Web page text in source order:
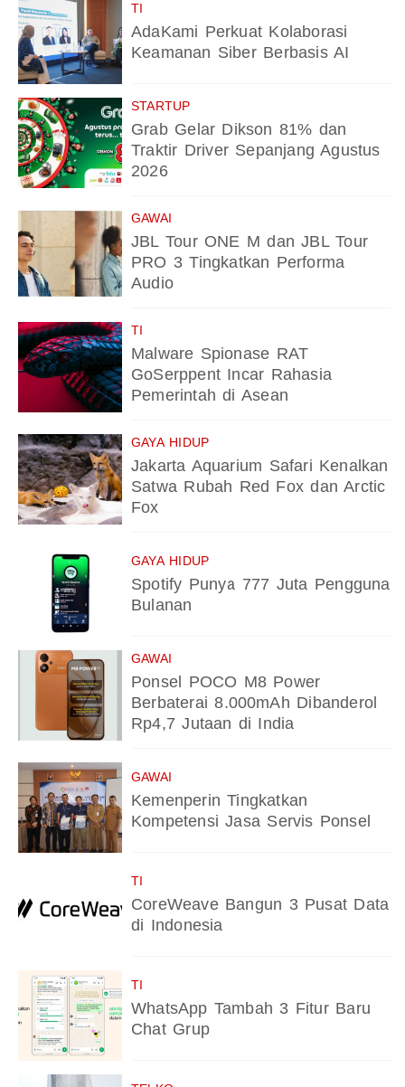
TI
AdaKami Perkuat Kolaborasi
Keamanan Siber Berbasis AI
STARTUP
Grab Gelar Dikson 81% dan
Traktir Driver Sepanjang Agustus
2026
GAWAI
JBL Tour ONE M dan JBL Tour
PRO 3 Tingkatkan Performa
Audio
TI
Malware Spionase RAT
GoSerppent Incar Rahasia
Pemerintah di Asean
GAYA HIDUP
Jakarta Aquarium Safari Kenalkan
Satwa Rubah Red Fox dan Arctic
Fox
GAYA HIDUP
Spotify Punya 777 Juta Pengguna
Bulanan
GAWAI
Ponsel POCO M8 Power
Berbaterai 8.000mAh Dibanderol
Rp4,7 Jutaan di India
GAWAI
Kemenperin Tingkatkan
Kompetensi Jasa Servis Ponsel
TI
CoreWeave Bangun 3 Pusat Data
di Indonesia
TI
WhatsApp Tambah 3 Fitur Baru
Chat Grup